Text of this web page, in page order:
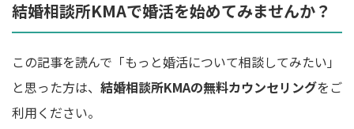
結婚相談所KMAで婚活を始めてみませんか？
この記事を読んで「もっと婚活について相談してみたい」
と思った方は、 結婚相談所KMAの無料カウンセリングをご
利用ください。